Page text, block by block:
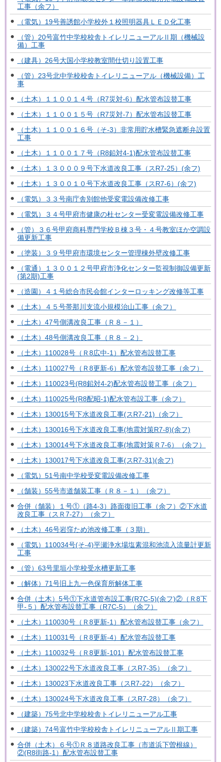
工事（余フ）
（電気）19号善誘館小学校外１校照明器具ＬＥＤ化工事
（管）20号富竹中学校校舎トイレリニューアルⅡ期（機械設
備）工事
（建具）26号大国小学校教室間仕切り設置工事
（管）23号北中学校校舎トイレリニューアル（機械設備）工
事
（土木）１１００１４号（R7災対-6）配水管布設替工事
（土木）１１００１５号（R7災対-7）配水管布設替工事
（土木）１１００１６号（そ-3）非常用貯水槽緊急遮断弁設置
工事
（土木）１１００１７号（R8鉛対4-1)配水管布設替工事
（土木）１３０００９号下水道改良工事（スR7-25）(余フ)
（土木）１３００１０号下水道改良工事（スR7-6）(余フ)
（電気）３３号南庁舎別館他受変電設備改修工事
（電気）３４号甲府市健康の杜センター受変電設備改修工事
（管）３６号甲府商科専門学校Ｂ棟３号・４号教室ほか空調設
備更新工事
（塗装）３９号甲府市環境センター管理棟外壁改修工事
（電通）１３００１２号甲府市浄化センター監視制御設備更新
(第2期)工事
（造園）４１号総合市民会館インターロッキング改修等工事
（土木）４５号帯那川支流小規模治山工事（余フ）
（土木）47号側溝改良工事（Ｒ８－１）
（土木）48号側溝改良工事（Ｒ８－２）
（土木）110028号（Ｒ8広中-1）配水管布設替工事
（土木）110027号（Ｒ8更新-6）配水管布設替工事（余フ）
（土木）110023号(R8鉛対4-2)配水管布設替工事（余フ）
（土木）110025号(R8配昭-1)配水管布設工事（余フ）
（土木）130015号下水道改良工事(スR7-21)（余フ）
（土木）130016号下水道改良工事(地震対策R7-8)(余フ)
（土木）130014号下水道改良工事(地震対策Ｒ7-6）（余フ）
（土木）130017号下水道改良工事(スR7-31)(余フ)
（電気）51号南中学校受変電設備改修工事
（舗装）55号市道舗装工事（Ｒ８－１）（余フ）
合併（舗装）１号①（路4-3）路面復旧工事（余フ）②下水道
改良工事（スＲ7-27）（余フ）
（土木）46号岩窪ため池改修工事（３期）
（電気）110034号(そ-4)平瀬浄水場塩素混和池流入流量計更新
工事
（管）63号里垣小学校受水槽更新工事
（解体）71号旧上九一色保育所解体工事
合併（土木）5号①下水道管布設工事(R7C-5)(余フ)②（Ｒ8下
甲-５）配水管布設替工事（R7C-5）（余フ）
（土木）110030号（Ｒ8更新-1）配水管布設替工事（余フ）
（土木）110031号（Ｒ8更新-4）配水管布設替工事
（土木）110032号（Ｒ8更新-101）配水管布設替工事
（土木）130022号下水道改良工事（スR7-35）（余フ）
（土木）130023下水道改良工事（スR7-22）（余フ）
（土木）130024号下水道改良工事（スR7-28）（余フ）
（建築）75号北中学校校舎トイレリニューアル工事
（建築）74号富竹中学校校舎トイレリニューアルⅡ期工事
合併（土木）６号①Ｒ８道路改良工事（市道浜下曽根線）
②(R8街路-1）配水管布設替工事